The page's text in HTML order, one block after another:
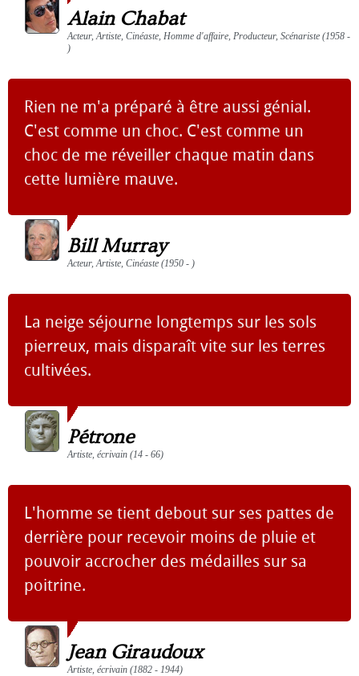
Alain Chabat
Acteur, Artiste, Cinéaste, Homme d'affaire, Producteur, Scénariste (1958 -
)
Rien ne m'a préparé à être aussi génial.
C'est comme un choc. C'est comme un
choc de me réveiller chaque matin dans
cette lumière mauve.
Bill Murray
Acteur, Artiste, Cinéaste (1950 - )
La neige séjourne longtemps sur les sols
pierreux, mais disparaît vite sur les terres
cultivées.
Pétrone
Artiste, écrivain (14 - 66)
L'homme se tient debout sur ses pattes de
derrière pour recevoir moins de pluie et
pouvoir accrocher des médailles sur sa
poitrine.
Jean Giraudoux
Artiste, écrivain (1882 - 1944)